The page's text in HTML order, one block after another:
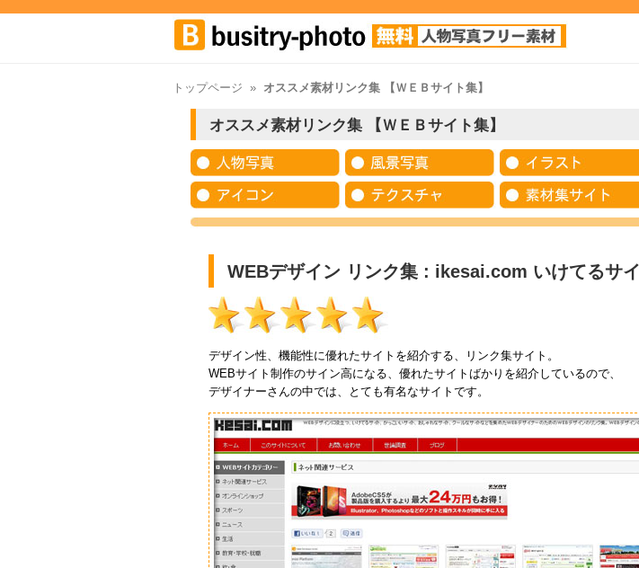
トップページ » オススメ素材リンク集 【ＷＥＢサイト集】
オススメ素材リンク集 【ＷＥＢサイト集】
WEBデザイン リンク集 : ikesai.com いけてるサ
デザイン性、機能性に優れたサイトを紹介する、リンク集サイト。
WEBサイト制作のサイン高になる、優れたサイトばかりを紹介しているので、
デザイナーさんの中では、とても有名なサイトです。